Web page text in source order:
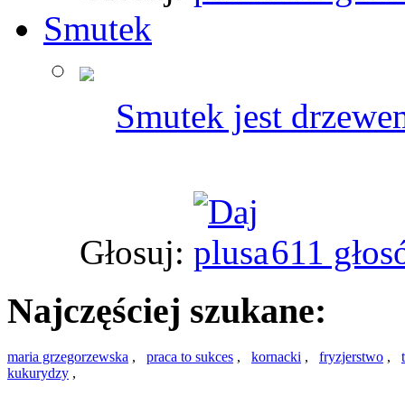
Smutek
Smutek jest
Głosuj: 611
Najczęściej szukane:
maria grzegorzewska , praca to sukces , kornacki , fryzjerstwo ,
kukurydzy ,